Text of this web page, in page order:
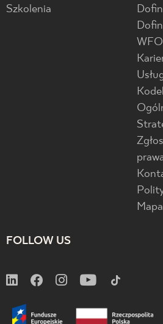
Szkolenia
FOLLOW US